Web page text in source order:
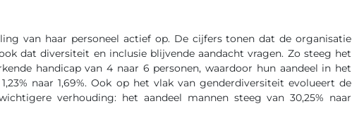
van haar personeel actief op. De cijfers tonen dat de organisatie
dat diversiteit en inclusie blijvende aandacht vragen. Zo steeg het
handicap van 4 naar 6 personen, waardoor hun aandeel in het
naar 1,69%. Ook op het vlak van genderdiversiteit evolueert de
verhouding: het aandeel mannen steeg van 30,25% naar